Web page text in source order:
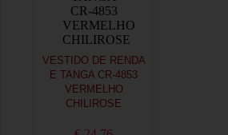
VESTIDO DE RENDA
E TANGA CR-4853
VERMELHO
CHILIROSE